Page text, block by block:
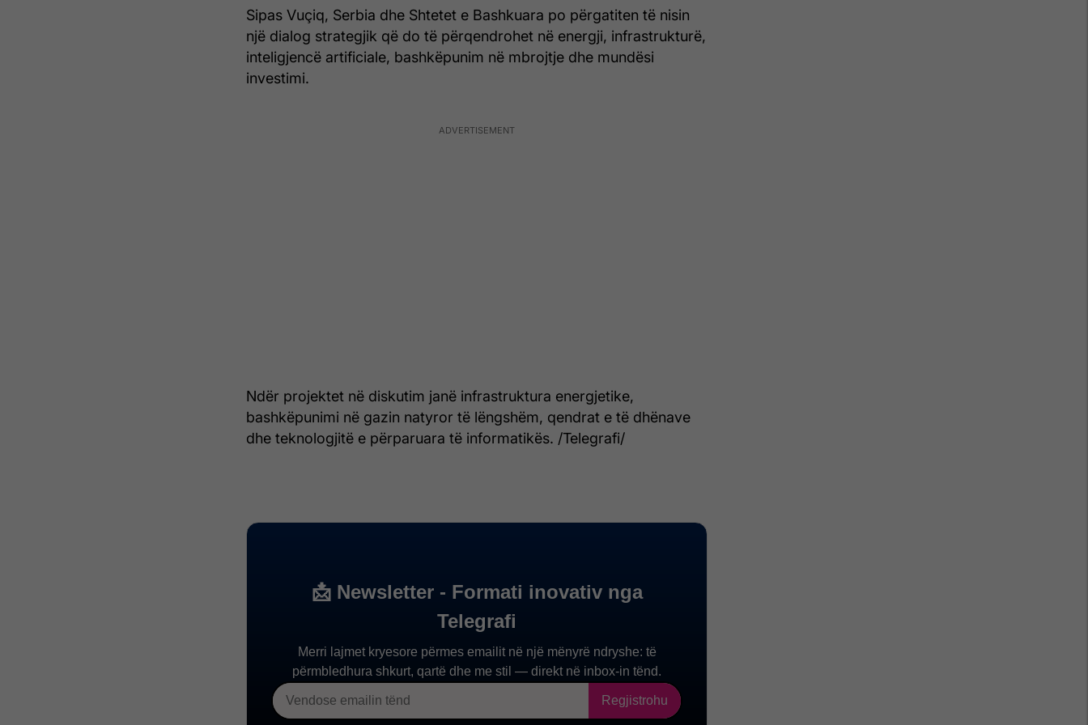
Sipas Vuçiq, Serbia dhe Shtetet e Bashkuara po përgatiten të nisin
një dialog strategjik që do të përqendrohet në energji, infrastrukturë,
inteligjencë artificiale, bashkëpunim në mbrojtje dhe mundësi
investimi.
Ndër projektet në diskutim janë infrastruktura energjetike,
bashkëpunimi në gazin natyror të lëngshëm, qendrat e të dhënave
dhe teknologjitë e përparuara të informatikës. /Telegrafi/